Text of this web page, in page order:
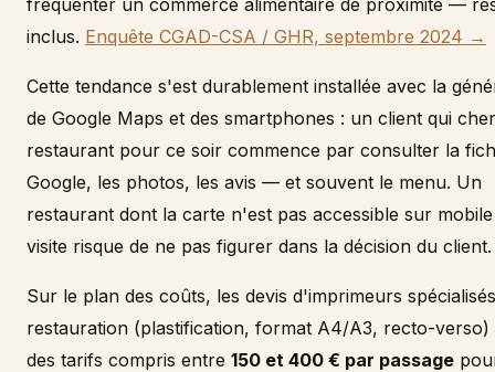
fréquenter un commerce alimentaire de proximité —
inclus. Enquête CGAD-CSA / GHR, septembre 2024 →
Cette tendance s'est durablement installée avec la
de Google Maps et des smartphones : un client qui
restaurant pour ce soir commence par consulter la
Google, les photos, les avis — et souvent le menu. Un
restaurant dont la carte n'est pas accessible sur
visite risque de ne pas figurer dans la décision du client.
Sur le plan des coûts, les devis d'imprimeurs
restauration (plastification, format A4/A3, recto-verso)
des tarifs compris entre 150 et 400 € par passage